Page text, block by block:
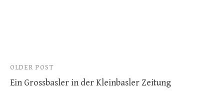
Post
navigation
OLDER POST
Ein Grossbasler in der Kleinbasler Zeitung